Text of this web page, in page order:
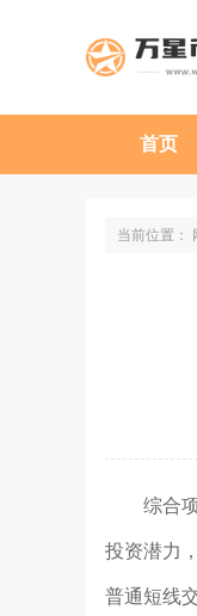
首页
当前位置：
综合
投资潜力
普通短线